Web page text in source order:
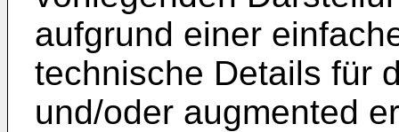
aufgrund einer
technische Details für
und/oder augmented